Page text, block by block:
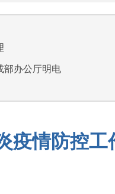
部办公厅明电
情防控工